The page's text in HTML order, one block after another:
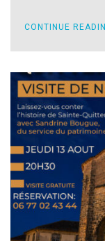
CONTINUE